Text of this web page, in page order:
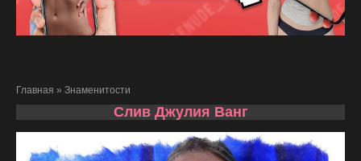
Главная » Знаменитости
Слив Джулия Ванг